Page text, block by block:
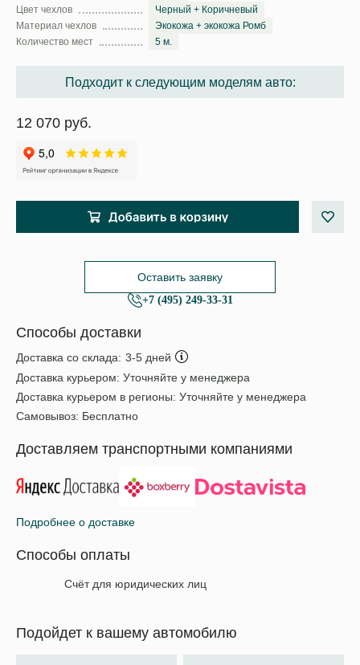
Цвет чехлов
Черный + Коричневый
Материал чехлов
Экокожа + экокожа Ромб
Количество мест
5 м.
Подходит к следующим моделям авто:
12 070 руб.
Оставить заявку
+7 (495) 249-33-31
Способы доставки
Доставка со склада: 3-5 дней
Доставка курьером: Уточняйте у менеджера
Доставка курьером в регионы: Уточняйте у менеджера
Самовывоз: Бесплатно
Доставляем транспортными компаниями
Подробнее о доставке
Способы оплаты
Счёт для юридических лиц
Подойдет к вашему автомобилю